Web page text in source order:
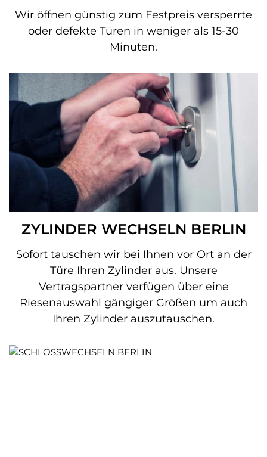
Wir öffnen günstig zum Festpreis versperrte
oder defekte Türen in weniger als 15-30
Minuten.
ZYLINDER WECHSELN BERLIN
Sofort tauschen wir bei Ihnen vor Ort an der
Türe Ihren Zylinder aus. Unsere
Vertragspartner verfügen über eine
Riesenauswahl gängiger Größen um auch
Ihren Zylinder auszutauschen.